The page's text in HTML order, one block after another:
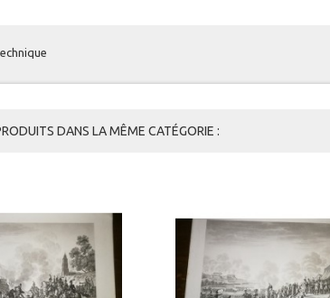
DANS LA MÊME CATÉGORIE :